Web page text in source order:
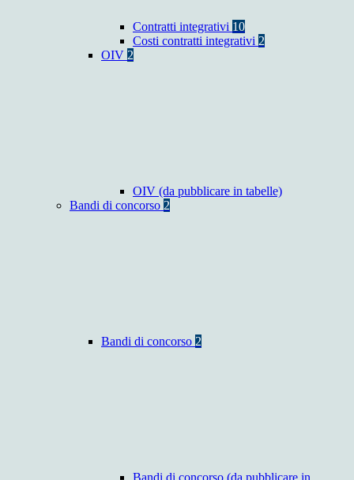
Contratti integrativi 10
Costi contratti integrativi 2
OIV 2
OIV (da pubblicare in tabelle)
Bandi di concorso 2
Bandi di concorso 2